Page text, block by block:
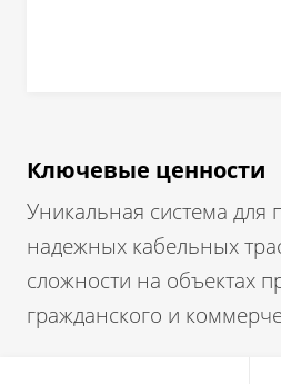
Ключевые ценности
Уникальная система для
надежных кабельных
сложности на объектах
гражданского и